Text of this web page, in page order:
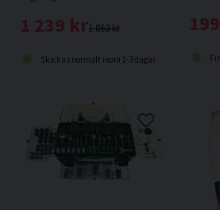
1 863 kr
1 239 kr
Skickas normalt inom 1-3 dagar